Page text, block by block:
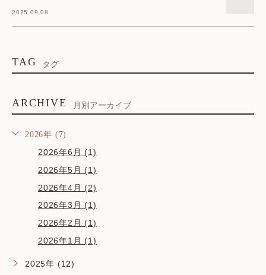
2025.09.08
TAG タグ
ARCHIVE 月別アーカイブ
2026年 (7)
2026年6月 (1)
2026年5月 (1)
2026年4月 (2)
2026年3月 (1)
2026年2月 (1)
2026年1月 (1)
2025年 (12)